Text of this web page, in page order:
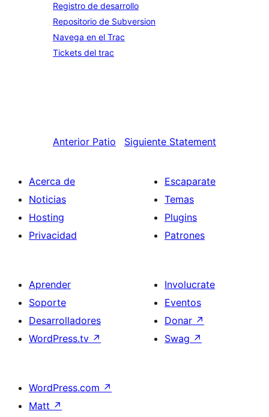
Registro de desarrollo
Repositorio de Subversion
Navega en el Trac
Tickets del trac
Anterior Patio Siguiente Statement
Acerca de
Noticias
Hosting
Privacidad
Escaparate
Temas
Plugins
Patrones
Aprender
Soporte
Desarrolladores
WordPress.tv ↗
Involucrate
Eventos
Donar ↗
Swag ↗
WordPress.com ↗
Matt ↗